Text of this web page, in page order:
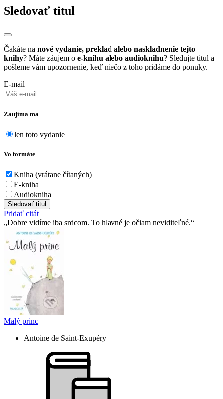
Sledovať titul
Čakáte na nové vydanie, preklad alebo naskladnenie tejto
knihy? Máte záujem o e-knihu alebo audioknihu? Sledujte titul a
pošleme vám upozornenie, keď niečo z toho pridáme do ponuky.
E-mail
Zaujíma ma
len toto vydanie
Vo formáte
Kniha (vrátane čítaných)
E-kniha
Audiokniha
Sledovať titul
Pridať citát
Dobre vidíme iba srdcom. To hlavné je očiam neviditeľné.
Malý princ
Antoine de Saint-Exupéry